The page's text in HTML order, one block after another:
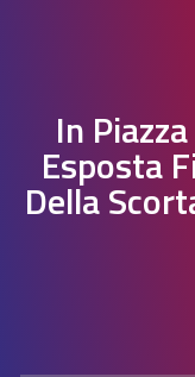
In
Esposta
Della